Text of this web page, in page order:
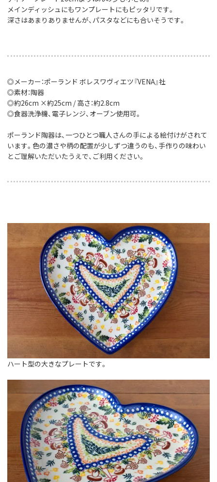
メインディッシュにもワンプレートにもピッタリです。
深さはあまりありませんが、パスタなどにも合いそうです。
◎メーカー：ポーランド ボレスワヴィエツ『VENA』社
◎素材：陶器
◎約26cm ×約25cm / 高さ：約2.8cm
◎食器洗浄機、電子レンジ、オーブン使用可。
ポーランド陶器は、一つひとつ職人さんの手による絵付けがされて
います。色の濃さや柄の配置が少しずつ違うのも、手作りの味わい
とご理解いただいたうえで、ご利用ください。
ハート型の大きなプレートです。